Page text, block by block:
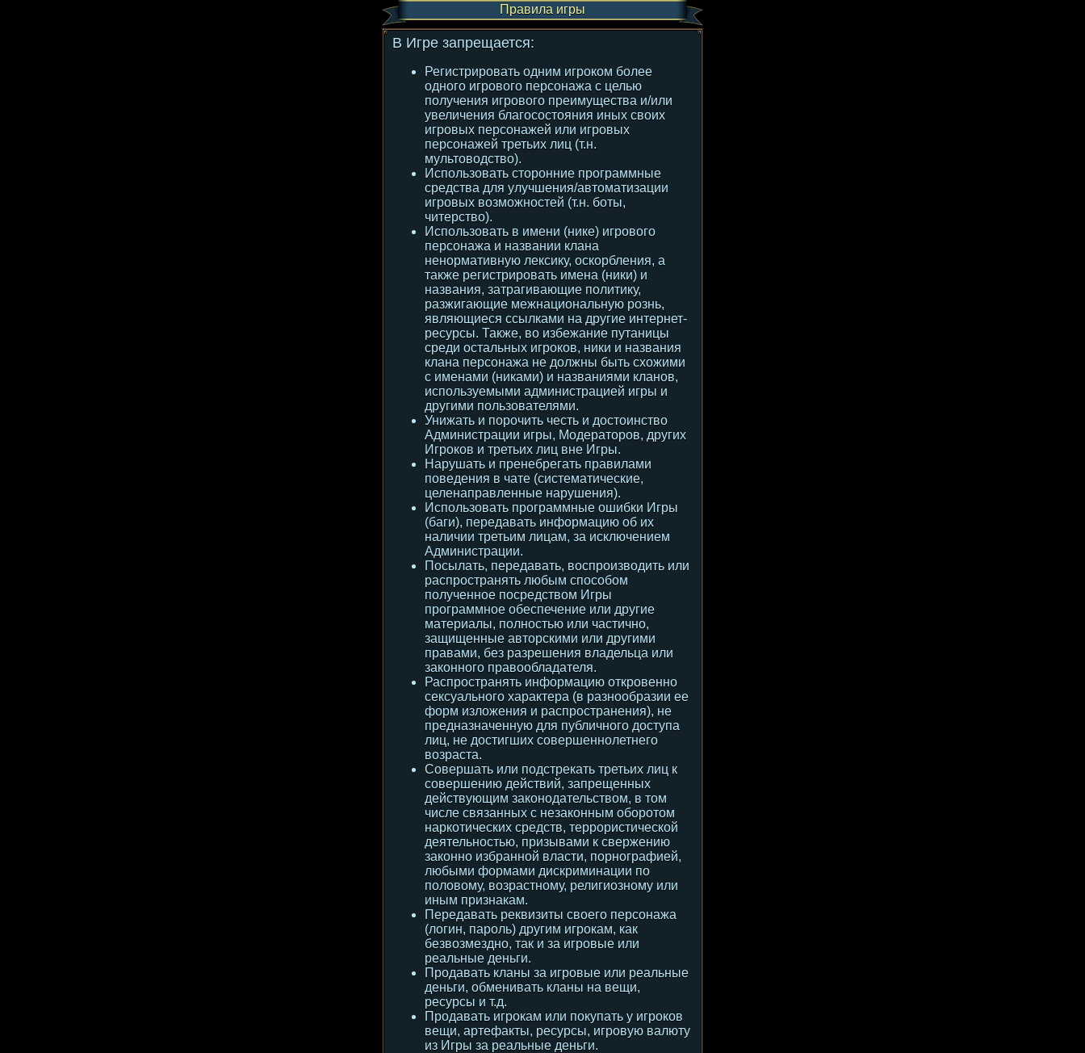
Правила игры
В Игре запрещается:
Регистрировать одним игроком более
одного игрового персонажа с целью
получения игрового преимущества и/или
увеличения благосостояния иных своих
игровых персонажей или игровых
персонажей третьих лиц (т.н.
мультоводство).
Использовать сторонние программные
средства для улучшения/автоматизации
игровых возможностей (т.н. боты,
читерство).
Использовать в имени (нике) игрового
персонажа и названии клана
ненормативную лексику, оскорбления, а
также регистрировать имена (ники) и
названия, затрагивающие политику,
разжигающие межнациональную рознь,
являющиеся ссылками на другие интернет-
ресурсы. Также, во избежание путаницы
среди остальных игроков, ники и названия
клана персонажа не должны быть схожими
с именами (никами) и названиями кланов,
используемыми администрацией игры и
другими пользователями.
Унижать и порочить честь и достоинство
Администрации игры, Модераторов, других
Игроков и третьих лиц вне Игры.
Нарушать и пренебрегать правилами
поведения в чате (систематические,
целенаправленные нарушения).
Использовать программные ошибки Игры
(баги), передавать информацию об их
наличии третьим лицам, за исключением
Администрации.
Посылать, передавать, воспроизводить или
распространять любым способом
полученное посредством Игры
программное обеспечение или другие
материалы, полностью или частично,
защищенные авторскими или другими
правами, без разрешения владельца или
законного правообладателя.
Распространять информацию откровенно
сексуального характера (в разнообразии ее
форм изложения и распространения), не
предназначенную для публичного доступа
лиц, не достигших совершеннолетнего
возраста.
Совершать или подстрекать третьих лиц к
совершению действий, запрещенных
действующим законодательством, в том
числе связанных с незаконным оборотом
наркотических средств, террористической
деятельностью, призывами к свержению
законно избранной власти, порнографией,
любыми формами дискриминации по
половому, возрастному, религиозному или
иным признакам.
Передавать реквизиты своего персонажа
(логин, пароль) другим игрокам, как
безвозмездно, так и за игровые или
реальные деньги.
Продавать кланы за игровые или реальные
деньги, обменивать кланы на вещи,
ресурсы и т.д.
Продавать игрокам или покупать у игроков
вещи, артефакты, ресурсы, игровую валюту
из Игры за реальные деньги.